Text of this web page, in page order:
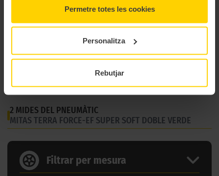
Permetre totes les cookies
Personalitza
Rebutjar
Marca Mitas
Terra Force Ef Super Soft Doble
2 MIDES DEL PNEUMÀTIC
MITAS TERRA FORCE-EF SUPER SOFT DOBLE VERDE
Filtrar per mesura